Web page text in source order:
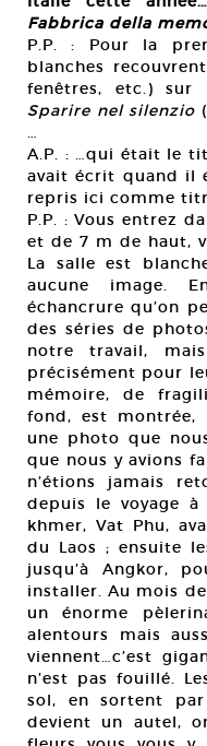
Fabbrica della
P.P. : Pour la
blanches
fenêtres, etc.) sur
Sparire nel silenzio
…
A.P. : …qui était le
avait écrit quand il
repris ici comme
P.P. : Vous entrez
et de 7 m de haut,
La salle est
aucune image.
échancrure qu’on
des séries de
notre travail,
précisément pour
mémoire, de
fond, est montrée,
une photo que
que nous y avions
n’étions jamais
depuis le voyage
khmer, Vat Phu,
du Laos ; ensuite
jusqu’à Angkor,
installer. Au mois
un énorme
alentours mais
viennent…c’est
n’est pas fouillé.
sol, en sortent
devient un autel,